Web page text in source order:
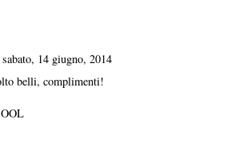
sabato, 14 giugno, 2014
belli, complimenti!